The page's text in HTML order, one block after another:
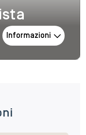
Informazioni